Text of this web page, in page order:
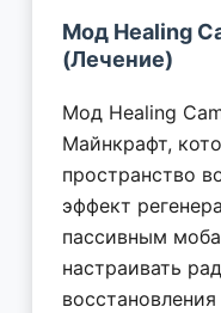
Мод Healing
(Лечение)
Мод Healing
Майнкрафт,
пространство
эффект
пассивным
настраивать